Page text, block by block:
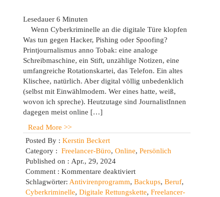
Lesedauer 6 Minuten
Wenn Cyberkriminelle an die digitale Türe klopfen
Was tun gegen Hacker, Pishing oder Spoofing?
Printjournalismus anno Tobak: eine analoge
Schreibmaschine, ein Stift, unzählige Notizen, eine
umfangreiche Rotationskartei, das Telefon. Ein altes
Klischee, natürlich. Aber digital völlig unbedenklich
(selbst mit Einwählmodem. Wer eines hatte, weiß,
wovon ich spreche). Heutzutage sind JournalistInnen
dagegen meist online […]
Read More >>
Posted By : Kerstin Beckert
Category : Freelancer-Büro, Online, Persönlich
Published on : Apr., 29, 2024
Comment : Kommentare deaktiviertfür
Freelancer-
Büro:
Schlagwörter: Antivirenprogramm, Backups, Beruf,
Cyberkriminelle, Digitale Rettungskette, Freelancer-